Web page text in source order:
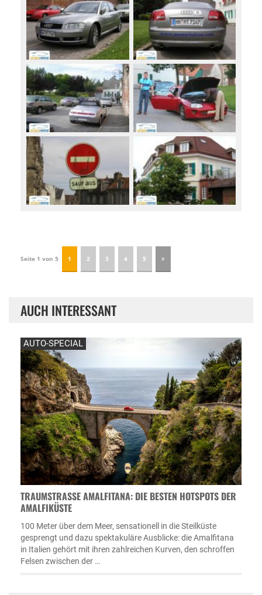
Seite 1 von 5 1 2 3 4 5
AUCH INTERESSANT
AUTO-SPECIAL
TRAUMSTRASSE AMALFITANA: DIE BESTEN HOTSPOTS DER A
MALFIKÜSTE
100 Meter über dem Meer, sensationell in die Steilküste
gesprengt und dazu spektakuläre Ausblicke: die Amalfitana
in Italien gehört mit ihren zahlreichen Kurven, den schroffen
Felsen zwischen der …